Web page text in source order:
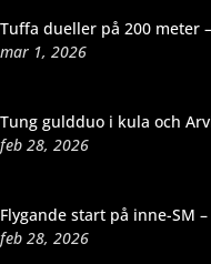
Tuffa dueller på 200 meter
mar 1, 2026
Tung guldduo i kula och
feb 28, 2026
Flygande start på inne-SM
feb 28, 2026